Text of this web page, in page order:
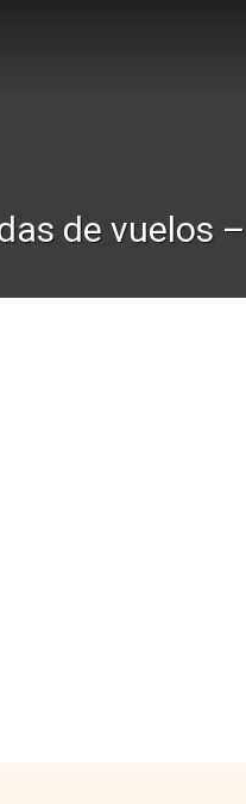
de vuelos